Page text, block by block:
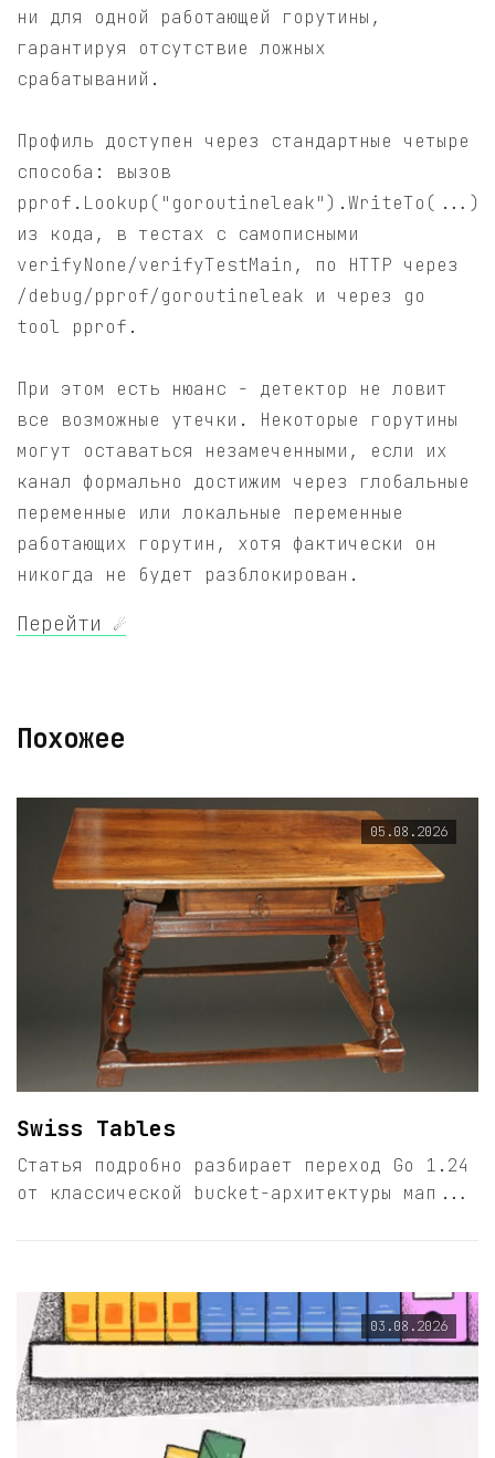
ни для одной работающей горутины,
гарантируя отсутствие ложных
срабатываний.
Профиль доступен через стандартные четыре
способа: вызов
pprof.Lookup("goroutineleak").WriteTo(...)
из кода, в тестах с самописными
verifyNone/verifyTestMain, по HTTP через
/debug/pprof/goroutineleak и через go
tool pprof.
При этом есть нюанс - детектор не ловит
все возможные утечки. Некоторые горутины
могут оставаться незамеченными, если их
канал формально достижим через глобальные
переменные или локальные переменные
работающих горутин, хотя фактически он
никогда не будет разблокирован.
Перейти ☄️
Похожее
05.08.2026
Swiss Tables
Статья подробно разбирает переход Go 1.24
от классической bucket-архитектуры мап...
03.08.2026